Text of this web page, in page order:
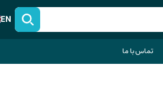
EN
تماس با ما